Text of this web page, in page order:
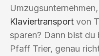
Klaviertransport von
sparen? Dann bist
Pfaff Trier, genau